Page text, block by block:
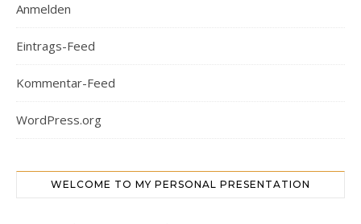
Anmelden
Eintrags-Feed
Kommentar-Feed
WordPress.org
WELCOME TO MY PERSONAL PRESENTATION